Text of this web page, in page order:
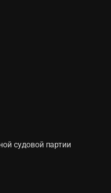
судовой партии